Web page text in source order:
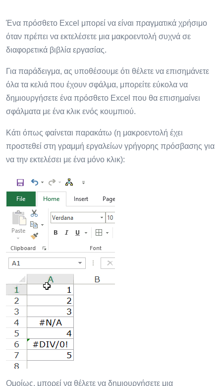
Ένα πρόσθετο Excel μπορεί να είναι πραγματικά χρήσιμο
όταν πρέπει να εκτελέσετε μια μακροεντολή συχνά σε
διαφορετικά βιβλία εργασίας.
Για παράδειγμα, ας υποθέσουμε ότι θέλετε να επισημάνετε
όλα τα κελιά που έχουν σφάλμα, μπορείτε εύκολα να
δημιουργήσετε ένα πρόσθετο Excel που θα επισημαίνει
σφάλματα με ένα κλικ ενός κουμπιού.
Κάτι όπως φαίνεται παρακάτω (η μακροεντολή έχει
προστεθεί στη γραμμή εργαλείων γρήγορης πρόσβασης για
να την εκτελέσει με ένα μόνο κλικ):
Ομοίως, μπορεί να θέλετε να δημιουργήσετε μια